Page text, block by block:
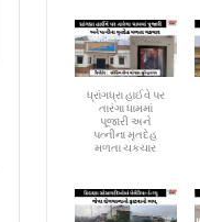
ધ્રાંગધ્રા હાઈવે પર
તારંગા ધામમાં
પૂજારી અને
પત્નીના મૃતદેહ
મળતા ચકચાર